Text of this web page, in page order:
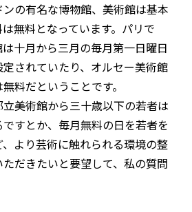
の有名な博物館、美術館は基本
無料となっています。パリで
十月から三月の毎月第一日曜日
されていたり、オルセー美術館
料だということです。
美術館から三十歳以下の若者は
すとか、毎月無料の日を若者を
より芸術に触れられる環境の整
だきたいと要望して、私の質問